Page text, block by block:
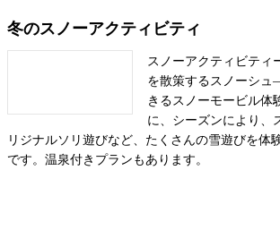
冬のスノーアクティビティ
スノーアクティビティ
を散策するスノーシ
きるスノーモービル体
に、シーズンにより、
リジナルソリ遊びなど、たくさんの雪遊びを体
です。温泉付きプランもあります。